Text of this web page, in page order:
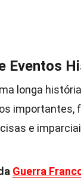
Eventos
longa
importantes,
e
Guerra